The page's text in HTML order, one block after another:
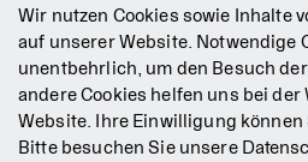
Sonntag
18.10.
Wir nutzen Cookies sowie Inhalte
auf unserer Website. Notwendige
unentbehrlich, um den Besuch
andere Cookies helfen uns bei
Website. Ihre Einwilligung
Bitte besuchen Sie unsere